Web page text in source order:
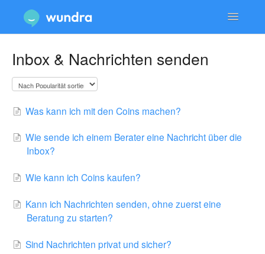
Toggle
Konto & Anmeldung
Datenschutz & Sicherheit
Inbox & Nachrichten senden
Was kann ich mit den Coins machen?
Wie sende ich einem Berater eine Nachricht über die
Inbox?
Wie kann ich Coins kaufen?
Kann ich Nachrichten senden, ohne zuerst eine
Beratung zu starten?
Sind Nachrichten privat und sicher?